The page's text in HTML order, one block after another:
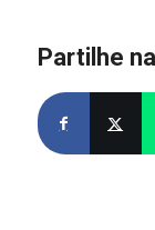
Partilhe